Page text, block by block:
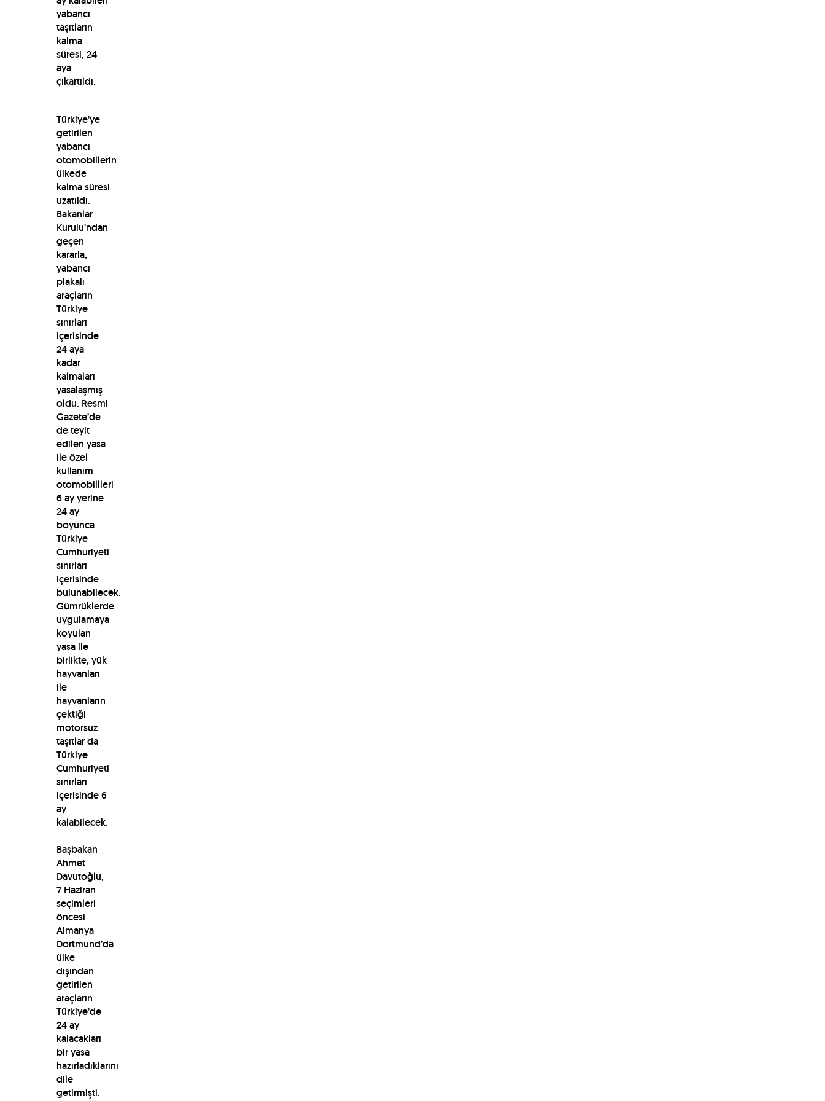
yabancı
taşıtların
kalma
süresi, 24
aya
çıkartıldı.
Türkiye’ye
getirilen
yabancı
otomobillerin
ülkede
kalma süresi
uzatıldı.
Bakanlar
Kurulu’ndan
geçen
kararla,
yabancı
plakalı
araçların
Türkiye
sınırları
içerisinde
24 aya
kadar
kalmaları
yasalaşmış
oldu. Resmi
Gazete’de
de teyit
edilen yasa
ile özel
kullanım
otomobillleri
6 ay yerine
24 ay
boyunca
Türkiye
Cumhuriyeti
sınırları
içerisinde
bulunabilecek.
Gümrüklerde
uygulamaya
koyulan
yasa ile
birlikte, yük
hayvanları
ile
hayvanların
çektiği
motorsuz
taşıtlar da
Türkiye
Cumhuriyeti
sınırları
içerisinde 6
ay
kalabilecek.
Başbakan
Ahmet
Davutoğlu,
7 Haziran
seçimleri
öncesi
Almanya
Dortmund’da
ülke
dışından
getirilen
araçların
Türkiye’de
24 ay
kalacakları
bir yasa
hazırladıklarını
dile
getirmişti.